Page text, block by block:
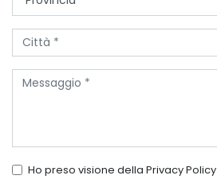
Ho preso visione della Privacy Policy